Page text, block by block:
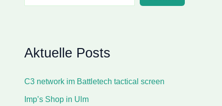
Aktuelle Posts
C3 network im Battletech tactical screen
Imp’s Shop in Ulm